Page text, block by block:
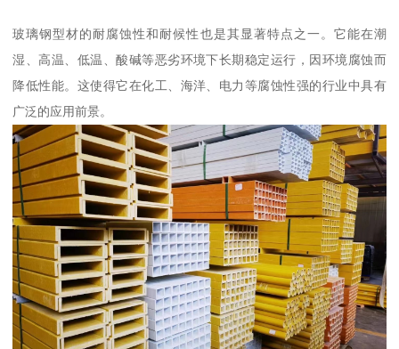
玻璃钢型材的耐腐蚀性和耐候性也是其显著特点之一。它能在潮
湿、高温、低温、酸碱等恶劣环境下长期稳定运行，因环境腐蚀而
降低性能。这使得它在化工、海洋、电力等腐蚀性强的行业中具有
广泛的应用前景。